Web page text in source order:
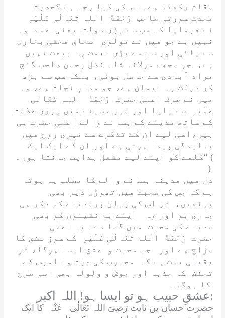
مقام رکھتا ہے۔ اس کی کیا وجہ ہے ؟حضرت
محدث سورتی صاحب
رَحْمَۃُ اللہ تَعَالٰی عَلَیْہِ
نے فرمایا کہ سب سے بڑی دولت یعنی علم وہ
نہیں ہے جو میں نے مولوی اسحاق محشی بخاری
سے پائی اور سب سے بڑی نعمت وہ بیعت نہیں
ہے، جو مجھے مولانا شاہ فضل رحمن صاحب گنج
مراد آبادی سے حاصل ہوئی، بلکہ سب سے بڑھ
کر دولت وہ ایمان ہے، جو مدارِ نجات ہے، وہ
میں نے صرف اعلیٰ حضرت رَحْمَۃُ اللہ تَعَالٰی
عَلَیْہِ
سے پایا اور میرے سینے میں پوری عظمت
کے ساتھ مدینے کے بسانے والے اعلیٰ حضرت ہی
ہیں،اسی لیے ان کے تذکرے سے میری روح میں
بالیدگی پیدا ہوتی ہے اور ان کے ایک ایک
کلمے کو اپنے لیے مشعل ہدایت جانتا ہوں۔“ (
)
دل میں مدینہ بسانے والے کا مطلب یہ ہوتا
ہے کہ جس کی صحبت میں تھوڑی دیر بھی
بیٹھیں، تو اس کی زبان پرمدینے کا ذکر ہی
جاری ہو اور وہ اپنے ہم نشینوں کو بھی
مدینے کی محبت میں گما دے۔ یہ اعلی
حضرت
رَحْمَۃُ اللہ تَعَالٰی عَلَیْہِ
کے سوزِ عشق کا
مزاج ہے اور جب محبت و عشق ایسا ہوگا، تو
یقینی بات ہے کہ محبوب کی عزت و ناموس کے
تحفظ کا جذبہ اور جوش و ولولہ بھی اسی طرح
عشقِ حبیب ہو تو ایسا ہو! اللہ اکبر:
حضرت حسان بن ثابت رَضِیَ اللہ تَعَالٰی عَنْہ
کا ایک